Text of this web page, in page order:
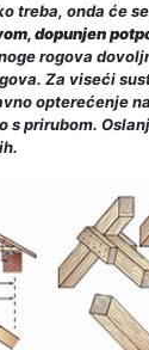
treba, onda će
dopunjen
rogova
Za viseći
opterećenje
s prirubom.